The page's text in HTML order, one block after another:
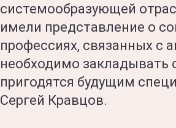
системообразующей
имели представление о
профессиях, связанных
необходимо закладывать
пригодятся будущим
Сергей Кравцов.